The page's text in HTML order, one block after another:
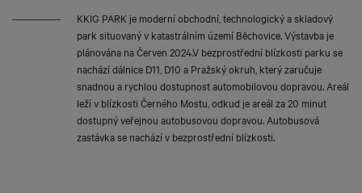
KKIG PARK je moderní obchodní, technologický a skladový
park situovaný v katastrálním území Běchovice. Výstavba je
plánována na Červen 2024.V bezprostřední blízkosti parku se
nachází dálnice D11, D10 a Pražský okruh, který zaručuje
snadnou a rychlou dostupnost automobilovou dopravou. Areál
leží v blízkosti Černého Mostu, odkud je areál za 20 minut
dostupný veřejnou autobusovou dopravou. Autobusová
zastávka se nachází v bezprostřední blízkosti.